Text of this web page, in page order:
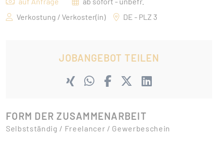
Verkostung / Verkoster(in)
DE - PLZ 3
JOBANGEBOT TEILEN
FORM DER ZUSAMMENARBEIT
Selbstständig / Freelancer / Gewerbeschein